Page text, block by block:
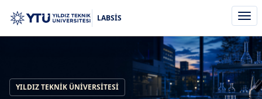
aç/
LABSİS
YILDIZ TEKNIK ÜNIVERSITESI